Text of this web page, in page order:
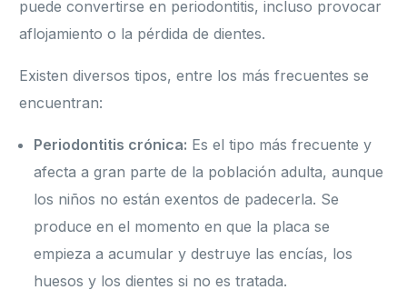
puede convertirse en periodontitis, incluso provocar
aflojamiento o la pérdida de dientes.
Existen diversos tipos, entre los más frecuentes se
encuentran:
Periodontitis crónica: Es el tipo más frecuente y
afecta a gran parte de la población adulta, aunque
los niños no están exentos de padecerla. Se
produce en el momento en que la placa se
empieza a acumular y destruye las encías, los
huesos y los dientes si no es tratada.